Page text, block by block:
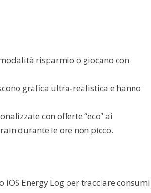
risparmio o giocano con
grafica ultra‑realistica e hanno
con offerte “eco” ai
durante le ore non picco.
Energy Log per tracciare consumi